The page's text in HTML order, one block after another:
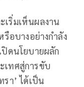
เริ่มเห็นผลงาน
อบางอย่างกำลัง
ดนโยบายผลัก
เทศสู่การขับ
า’ ได้เป็น